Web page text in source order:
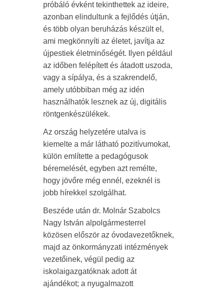
próbáló évként tekinthettek az ideire,
azonban elindultunk a fejlődés útján,
és több olyan beruházás készült el,
ami megkönnyíti az életet, javítja az
újpestiek életminőségét. Ilyen például
az időben felépített és átadott uszoda,
vagy a sípálya, és a szakrendelő,
amely utóbbiban még az idén
használhatók lesznek az új, digitális
röntgenkészülékek.
Az ország helyzetére utalva is
kiemelte a már látható pozitívumokat,
külön említette a pedagógusok
béremelését, egyben azt remélte,
hogy jövőre még ennél, ezeknél is
jobb hírekkel szolgálhat.
Beszéde után dr. Molnár Szabolcs
Nagy István alpolgármesterrel
közösen először az óvodavezetőknek,
majd az önkormányzati intézmények
vezetőinek, végül pedig az
iskolaigazgatóknak adott át
ajándékot; a nyugalmazott